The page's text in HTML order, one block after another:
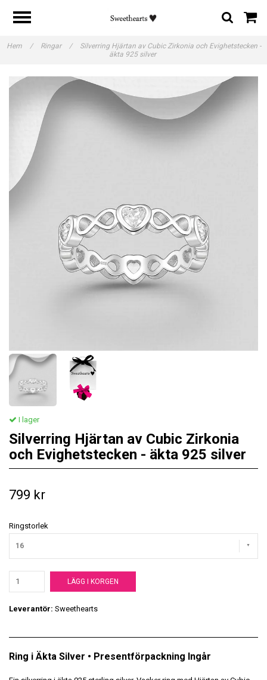
Hem / Ringar /
Silverring Hjärtan av Cubic Zirkonia och Evighetstecken -
äkta 925 silver
I lager
Silverring Hjärtan av Cubic Zirkonia
och Evighetstecken - äkta 925 silver
799 kr
Ringstorlek
16
LÄGG I KORGEN
Leverantör: Sweethearts
Ring i Äkta Silver • Presentförpackning Ingår